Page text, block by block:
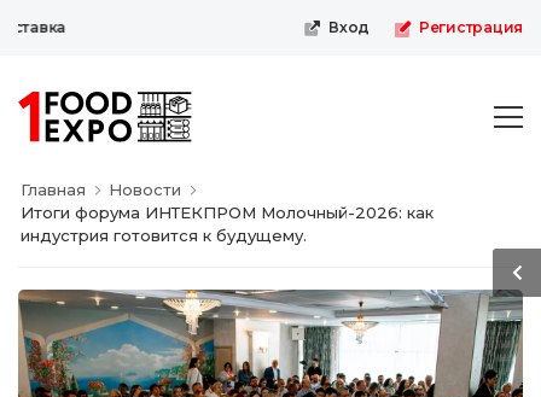
Вход Регистрация
Главная
Новости
Итоги форума ИНТЕКПРОМ Молочный-2026: как
индустрия готовится к будущему.